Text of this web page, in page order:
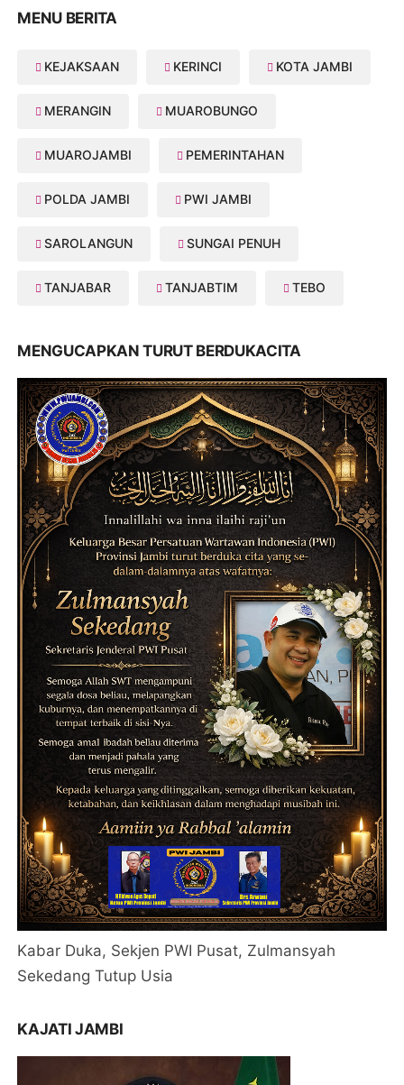
MENU BERITA
KEJAKSAAN KERINCI KOTA JAMBI
MERANGIN MUAROBUNGO
MUAROJAMBI PEMERINTAHAN
POLDA JAMBI PWI JAMBI
SAROLANGUN SUNGAI PENUH
TANJABAR TANJABTIM TEBO
MENGUCAPKAN TURUT BERDUKACITA
Kabar Duka, Sekjen PWI Pusat, Zulmansyah
Sekedang Tutup Usia
KAJATI JAMBI